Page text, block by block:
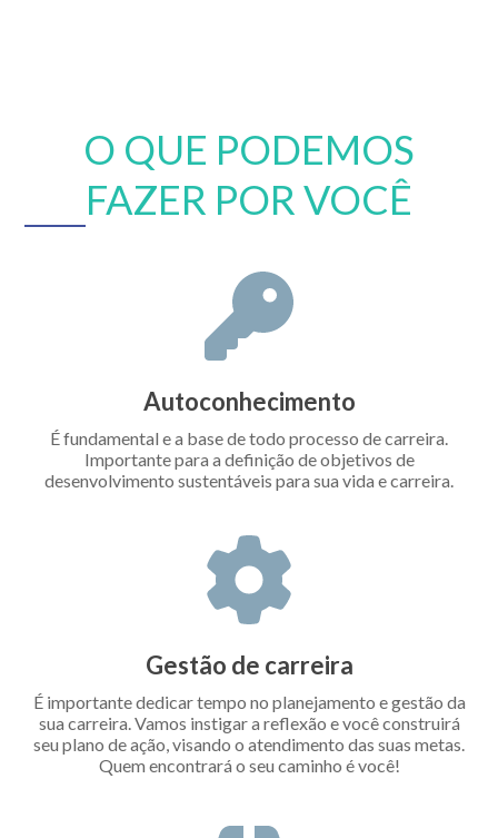
O QUE PODEMOS
FAZER POR VOCÊ
Autoconhecimento
É fundamental e a base de todo processo de carreira.
Importante para a definição de objetivos de
desenvolvimento sustentáveis para sua vida e carreira.
Gestão de carreira
É importante dedicar tempo no planejamento e gestão da
sua carreira. Vamos instigar a reflexão e você construirá
seu plano de ação, visando o atendimento das suas metas.
Quem encontrará o seu caminho é você!